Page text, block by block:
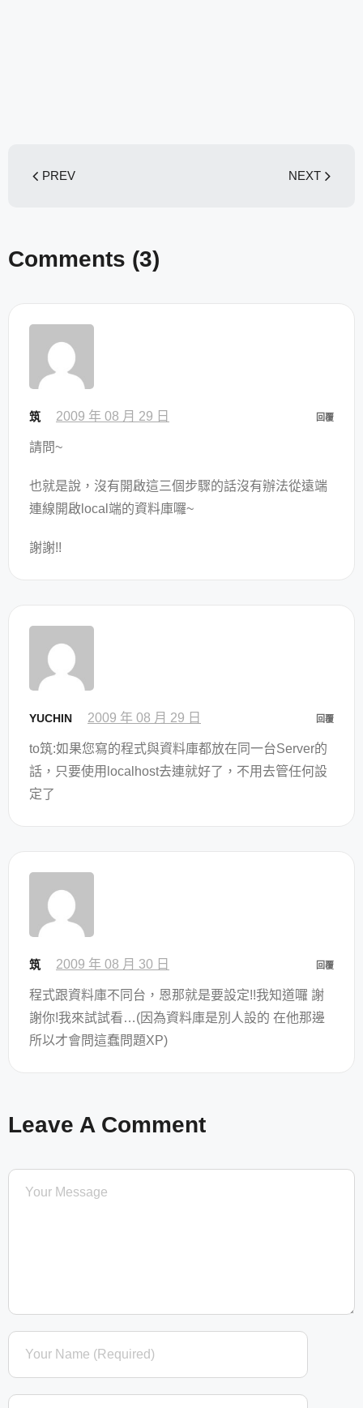
PREV NEXT
Comments (3)
筑 2009 年 08 月 29 日 回覆
請問~
也就是說，沒有開啟這三個步驟的話沒有辦法從遠端
連線開啟local端的資料庫囉~
謝謝!!
YUCHIN 2009 年 08 月 29 日 回覆
to筑:如果您寫的程式與資料庫都放在同一台Server的
話，只要使用localhost去連就好了，不用去管任何設
定了
筑 2009 年 08 月 30 日 回覆
程式跟資料庫不同台，恩那就是要設定!!我知道囉 謝
謝你!我來試試看…(因為資料庫是別人設的 在他那邊
所以才會問這蠢問題XP)
Leave A Comment